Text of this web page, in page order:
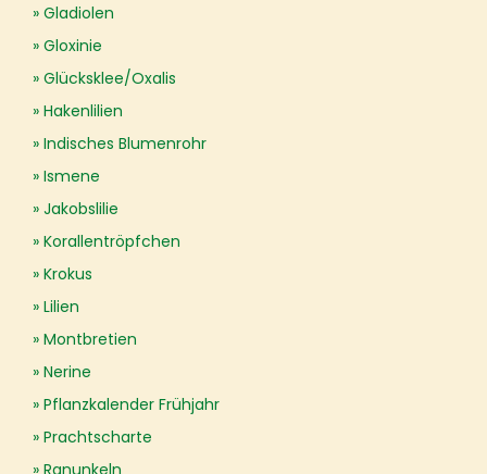
Gladiolen
Gloxinie
Glücksklee/Oxalis
Hakenlilien
Indisches Blumenrohr
Ismene
Jakobslilie
Korallentröpfchen
Krokus
Lilien
Montbretien
Nerine
Pflanzkalender Frühjahr
Prachtscharte
Ranunkeln